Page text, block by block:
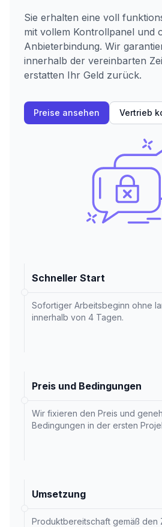
Sie erhalten eine voll
mit vollem Kontrollpanel und
Anbieterbindung. Wir
innerhalb der vereinbarten
erstatten Ihr Geld zurück.
Preise ansehen Vertrieb
Schneller Start
Sofortiger Arbeitsbeginn ohne
innerhalb von 4 Tagen.
Preis und Bedingungen
Wir fixieren den Preis und
Bedingungen in der ersten
Umsetzung
Produktbereitschaft gemäß den